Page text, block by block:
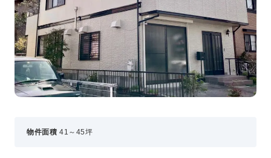
施工事例
外壁セルフチェック
無料点検・お見積もり
採用情報
数字でわかる三和ペイント
物件面積 41～45坪